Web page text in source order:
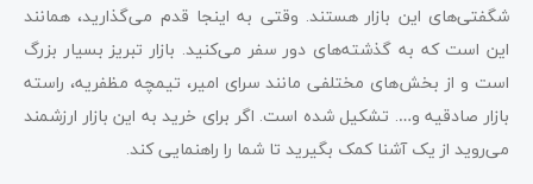
شگفتی‌های این بازار هستند. وقتی به اینجا قدم می‌گذارید، همانند
این است که به گذشته‌های دور سفر می‌کنید. بازار تبریز بسیار بزرگ
است و از بخش‌های مختلفی مانند سرای امیر، تیمچه مظفریه، راسته
بازار صادقیه و…. تشکیل شده است. اگر برای خرید به این بازار ارزشمند
می‌روید از یک آشنا کمک بگیرید تا شما را راهنمایی کند.